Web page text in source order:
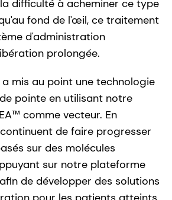
difficulté à acheminer ce type
fond de l'œil, ce traitement
d'administration
prolongée.
mis au point une technologie
pointe en utilisant notre
comme vecteur. En
de faire progresser
sur des molécules
sur notre plateforme
de développer des solutions